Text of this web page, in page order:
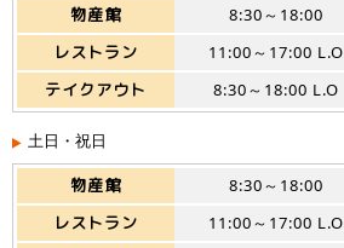
物産館
8:30～18:00
レストラン
11:00～17:00 L.O
テイクアウト
8:30～18:00 L.O
土日・祝日
物産館
8:30～18:00
レストラン
11:00～17:00 L.O